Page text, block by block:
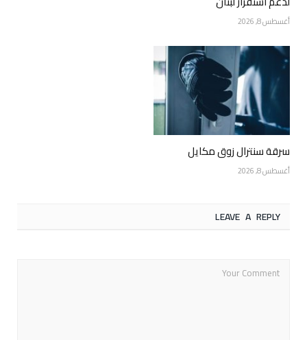
أغسطس 8, 2026
سرقة سنترال زوق مكايل
أغسطس 8, 2026
LEAVE A REPLY